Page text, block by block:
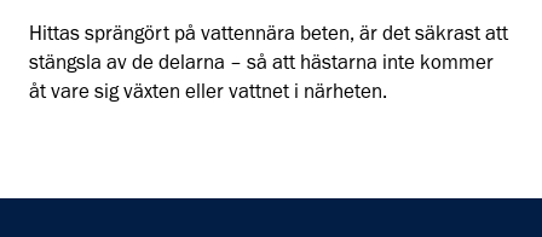
Hittas sprängört på vattennära beten, är det säkrast att
stängsla av de delarna – så att hästarna inte kommer
åt vare sig växten eller vattnet i närheten.